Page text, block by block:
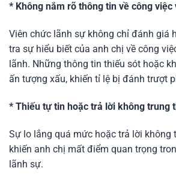
* Không nắm rõ thông tin về công việc
Viên chức lãnh sự không chỉ đánh giá
tra sự hiểu biết của anh chị về công
lãnh. Những thông tin thiếu sót hoặc
ấn tượng xấu, khiến tỉ lệ bị đánh trượt
* Thiếu tự tin hoặc trả lời không trung
Sự lo lắng quá mức hoặc trả lời không
khiến anh chị mất điểm quan trọng
lãnh sự.